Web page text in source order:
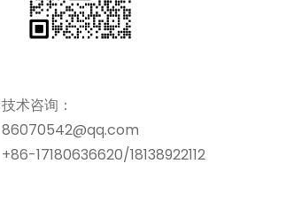
技术咨询：
86070542@qq.com
+86-17180636620/18138922112